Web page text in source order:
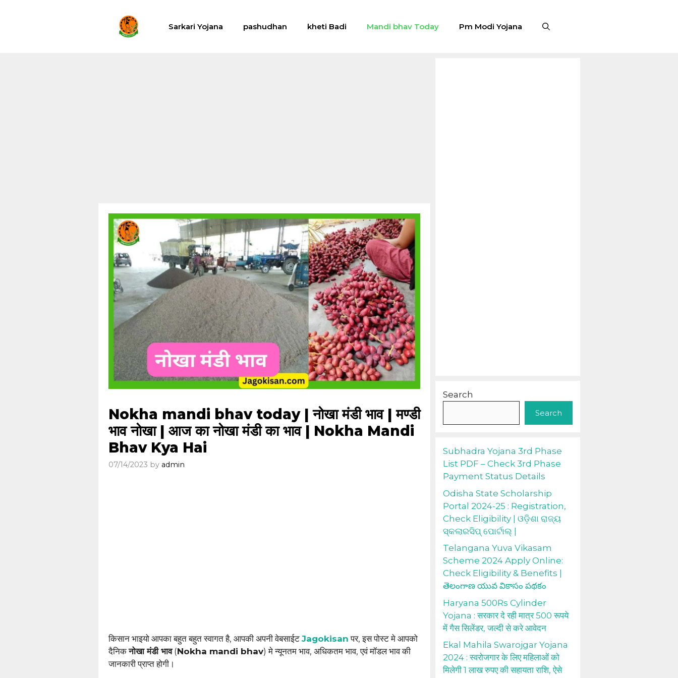
Sarkari Yojana pashudhan kheti Badi Mandi bhav Today Pm Modi Yojana
Nokha mandi bhav today | नोखा मंडी भाव | मण्डी
भाव नोखा | आज का नोखा मंडी का भाव | Nokha Mandi
Bhav Kya Hai
07/14/2023 by admin
किसान भाइयो आपका बहुत बहुत स्वागत है, आपकी अपनी वेबसाईट Jagokisan पर, इस पोस्ट मे आपको
दैनिकनोखा मंडी भाव(Nokha mandi bhav) मे न्यूनतम भाव, अधिकतम भाव, एवं मॉडल भाव की
जानकारी प्राप्त होगी।
Search
Search
Subhadra Yojana 3rd Phase
List PDF – Check 3rd Phase
Payment Status Details
Odisha State Scholarship
Portal 2024-25 : Registration,
Check Eligibility | ଓଡ଼ିଶା ରାଜ୍ୟ
ସ୍କଲାରସିପ୍ ପୋର୍ଟାଲ୍ |
Telangana Yuva Vikasam
Scheme 2024 Apply Online:
Check Eligibility & Benefits |
తెలంగాణ యువ వికాసం పథకం
Haryana 500Rs Cylinder
Yojana : सरकार दे रही मात्र 500 रूपये
में गैस सिलेंडर, जल्दी से करे आवेदन
Ekal Mahila Swarojgar Yojana
2024 : स्वरोजगार के लिए महिलाओं को
मिलेगी 1 लाख रुपए की सहायता राशि, ऐसे